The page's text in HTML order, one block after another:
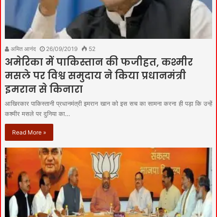
अमित आनंद 26/09/2019 52
अमेरिका में पाकिस्तान की फजीहत, कश्मीर
मसले पर विश्व समुदाय ने किया प्रधानमंत्री
इमरान से किनारा
आखिरकार पाकिस्तानी प्रधानमंत्री इमरान खान को इस सच का सामना करना ही पड़ा कि उन्हें
कश्मीर मसले पर दुनिया का…
Read More »